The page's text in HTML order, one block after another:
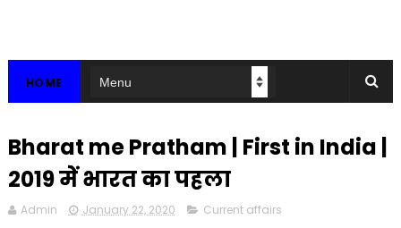
HOME
Bharat me Pratham | First in India |
2019 मेें भारत का पहला
Admin January 22, 2020 Current affairs